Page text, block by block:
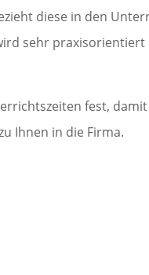
diese in den
sehr
fest,
Ihnen in die Firma.